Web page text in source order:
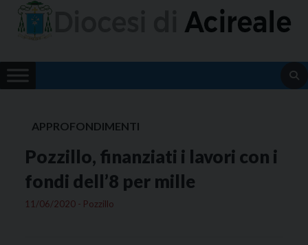
Skip
APPROFONDIMENTI
Pozzillo, finanziati i lavori con i
fondi dell’8 per mille
11/06/2020 - Pozzillo